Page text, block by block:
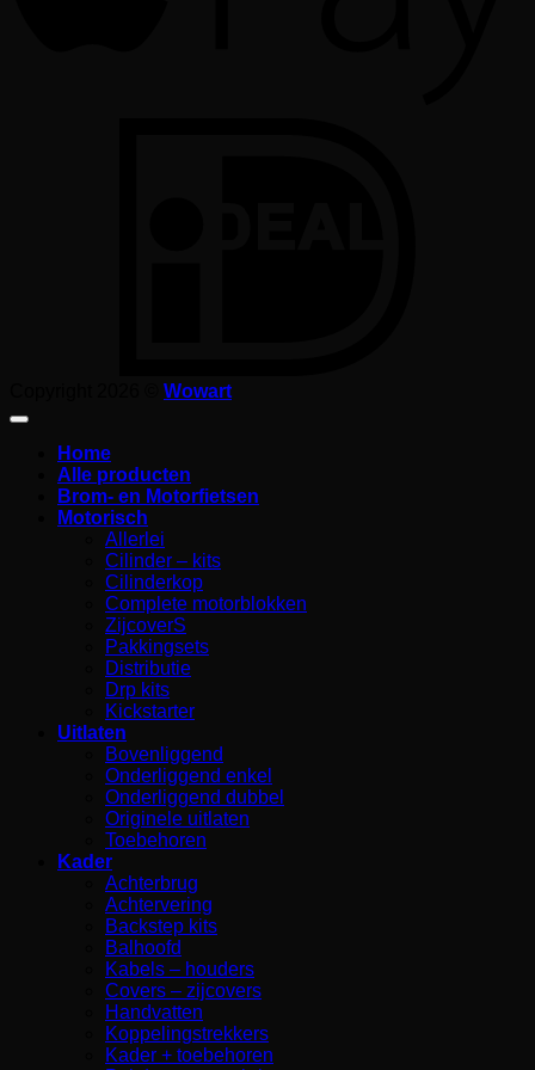
Wowart
Home
Alle producten
Brom- en Motorfietsen
Motorisch
Allerlei
Cilinder – kits
Cilinderkop
Complete motorblokken
ZijcoverS
Pakkingsets
Distributie
Drp kits
Kickstarter
Uitlaten
Bovenliggend
Onderliggend enkel
Onderliggend dubbel
Originele uitlaten
Toebehoren
Kader
Achterbrug
Achtervering
Backstep kits
Balhoofd
Kabels – houders
Covers – zijcovers
Handvatten
Koppelingstrekkers
Kader + toebehoren